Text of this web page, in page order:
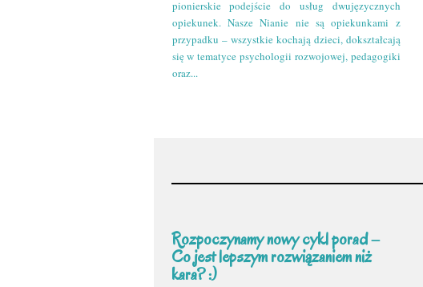
pionierskie podejście do usług dwujęzycznych
opiekunek. Nasze Nianie nie są opiekunkami z
przypadku – wszystkie kochają dzieci, dokształcają
się w tematyce psychologii rozwojowej, pedagogiki
oraz...
Rozpoczynamy nowy cykl porad –
Co jest lepszym rozwiązaniem niż
kara? :)